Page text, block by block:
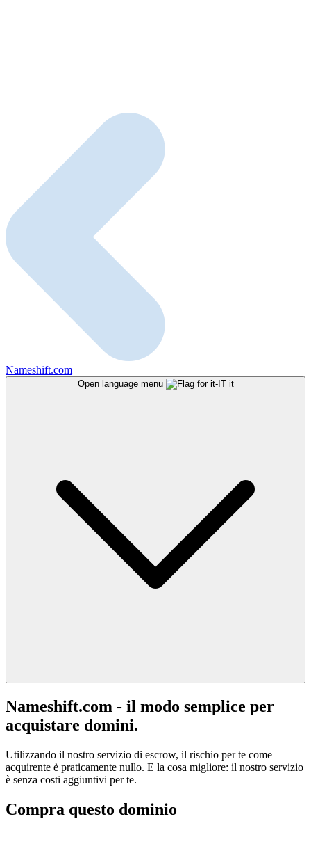
Nameshift.com
Open language menu it
Nameshift.com - il modo semplice per
acquistare domini.
Utilizzando il nostro servizio di escrow, il rischio per te come
acquirente è praticamente nullo. E la cosa migliore: il nostro servizio
è senza costi aggiuntivi per te.
Compra questo dominio